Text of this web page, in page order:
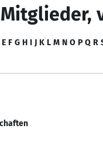
E F G H I J K L M N O P Q R